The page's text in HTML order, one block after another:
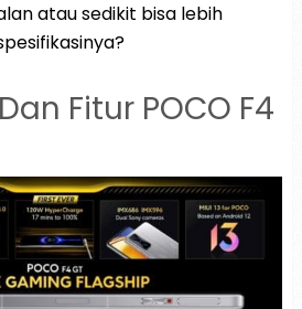
atau sedikit bisa lebih
Fitur POCO F4